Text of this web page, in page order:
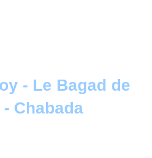
- Le Bagad de
Chabada